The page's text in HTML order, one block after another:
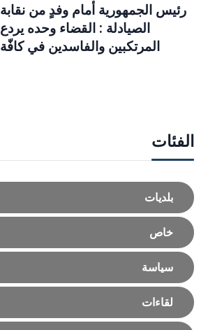
رئيس الجمهورية أمام وفدٍ من نقابة
الصيادلة : القضاء وحده يردع
المرتكبين والفاسدين في كافّة
الفئات
بلديات
خاص
سياسة
لقاءات